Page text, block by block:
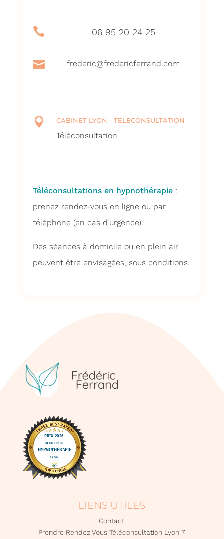
 06 95 20 24 25
 frederic@fredericferrand.com
 CABINET LYON - TELECONSULTATION
Téléconsultation
Téléconsultations en hypnothérapie:
prenez rendez-vous en ligne ou par
téléphone (en cas d’urgence).
Des séances à domicile ou en plein air
peuvent être envisagées, sous conditions.
LIENS UTILES
Contact
Prendre Rendez Vous Téléconsultation Lyon 7